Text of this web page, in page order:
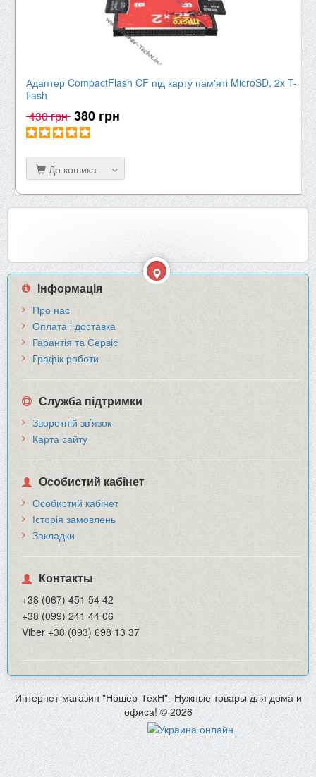
Адаптер CompactFlash CF під карту пам'яті MicroSD, 2x T-
flash
430 грн 380 грн
До кошика
Інформація
Про нас
Оплата і доставка
Гарантія та Сервіс
Графік роботи
Служба підтримки
Зворотній зв’язок
Карта сайту
Особистий кабінет
Особистий кабінет
Історія замовлень
Закладки
Контакты
+38 (067) 451 54 42
+38 (099) 241 44 06
Viber +38 (093) 698 13 37
Интернет-магазин "Ношер-ТехН"- Нужные товары для дома и
офиса! © 2026